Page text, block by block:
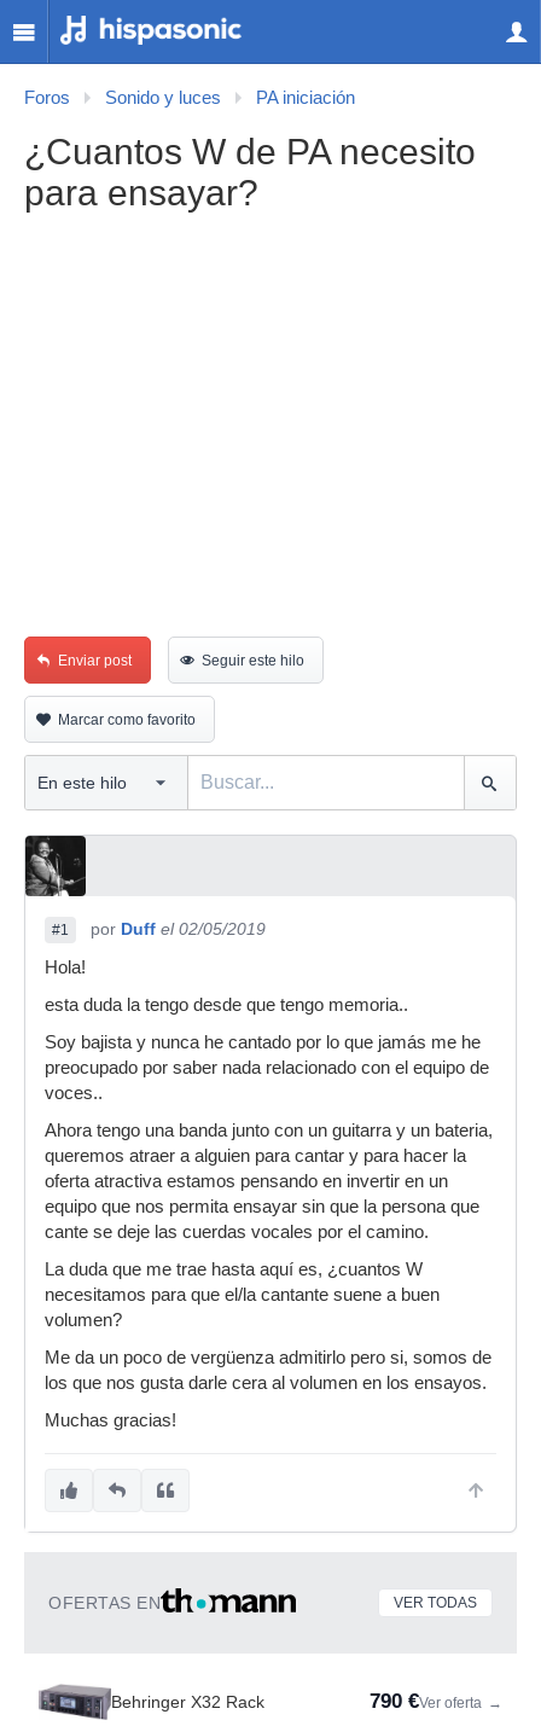
Foros Sonido y luces PA iniciación
¿Cuantos W de PA necesito
para ensayar?
Enviar post Seguir este hilo
Marcar como favorito
#1 por Duff el 02/05/2019
Hola!
esta duda la tengo desde que tengo memoria..
Soy bajista y nunca he cantado por lo que jamás me he
preocupado por saber nada relacionado con el equipo de
voces..
Ahora tengo una banda junto con un guitarra y un bateria,
queremos atraer a alguien para cantar y para hacer la
oferta atractiva estamos pensando en invertir en un
equipo que nos permita ensayar sin que la persona que
cante se deje las cuerdas vocales por el camino.
La duda que me trae hasta aquí es, ¿cuantos W
necesitamos para que el/la cantante suene a buen
volumen?
Me da un poco de vergüenza admitirlo pero si, somos de
los que nos gusta darle cera al volumen en los ensayos.
Muchas gracias!
OFERTAS EN VER TODAS
Behringer X32 Rack 790 €Ver oferta →